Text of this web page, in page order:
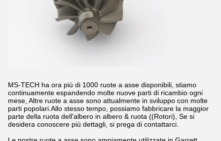
MS-TECH ha ora più di 1000 ruote a asse disponibili, stiamo
continuamente espandendo molte nuove parti di ricambio ogni
mese, Altre ruote a asse sono attualmente in sviluppo con molte
parti popolari.Allo stesso tempo, possiamo fabbricare la maggior
parte della ruota dell'albero in albero & ruota ((Rotori), Se si
desidera conoscere più dettagli, si prega di contattarci.